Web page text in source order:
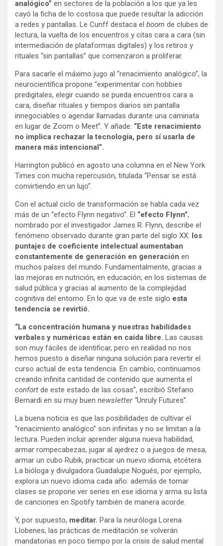
analógico” en sectores de la población a los que ya les
cayó la ficha de lo costosa que puede resultar la adicción
a redes y pantallas. Le Cunff destaca el boom de clubes de
lectura, la vuelta de los encuentros y citas cara a cara (sin
intermediación de plataformas digitales) y los retiros y
rituales “sin pantallas” que comenzaron a proliferar.
Para sacarle el máximo jugo al “renacimiento analógico”, la
neurocientífica propone “experimentar con hobbies
predigitales, elegir cuando se pueda encuentros cara a
cara, diseñar rituales y tiempos diarios sin pantalla
innegociables o agendar llamadas durante una caminata
en lugar de Zoom o Meet”. Y añade: “Este renacimiento
no implica rechazar la tecnología, pero sí usarla de
manera más intencional”.
Harrington publicó en agosto una columna en el New York
Times con mucha repercusión, titulada “Pensar se está
convirtiendo en un lujo”.
Con el actual ciclo de transformación se habla cada vez
más de un “efecto Flynn negativo”. El “efecto Flynn”,
nombrado por el investigador James R. Flynn, describe el
fenómeno observado durante gran parte del siglo XX: los
puntajes de coeficiente intelectual aumentaban
constantemente de generación en generación en
muchos países del mundo. Fundamentalmente, gracias a
las mejoras en nutrición, en educación, en los sistemas de
salud pública y gracias al aumento de la complejidad
cognitiva del entorno. En lo que va de este siglo esta
tendencia se revirtió.
“La concentración humana y nuestras habilidades
verbales y numéricas están en caída libre. Las causas
son muy fáciles de identificar, pero en realidad no nos
hemos puesto a diseñar ninguna solución para revertir el
curso actual de esta tendencia. En cambio, continuamos
creando infinita cantidad de contenido que aumenta el
confort de este estado de las cosas”, escribió Stefano
Bernardi en su muy buen newsletter “Unruly Futures”.
La buena noticia es que las posibilidades de cultivar el
“renacimiento analógico” son infinitas y no se limitan a la
lectura. Pueden incluir aprender alguna nueva habilidad,
armar rompecabezas, jugar al ajedrez o a juegos de mesa,
armar un cubo Rubik, practicar un nuevo idioma, etcétera.
La bióloga y divulgadora Guadalupe Nogués, por ejemplo,
explora un nuevo idioma cada año: además de tomar
clases se propone ver series en ese idioma y arma su lista
de canciones en Spotify también de manera acorde.
Y, por supuesto, meditar. Para la neuróloga Lorena
Llobenes, las prácticas de meditación se volverán
mandatorias en poco tiempo por la crisis de salud mental